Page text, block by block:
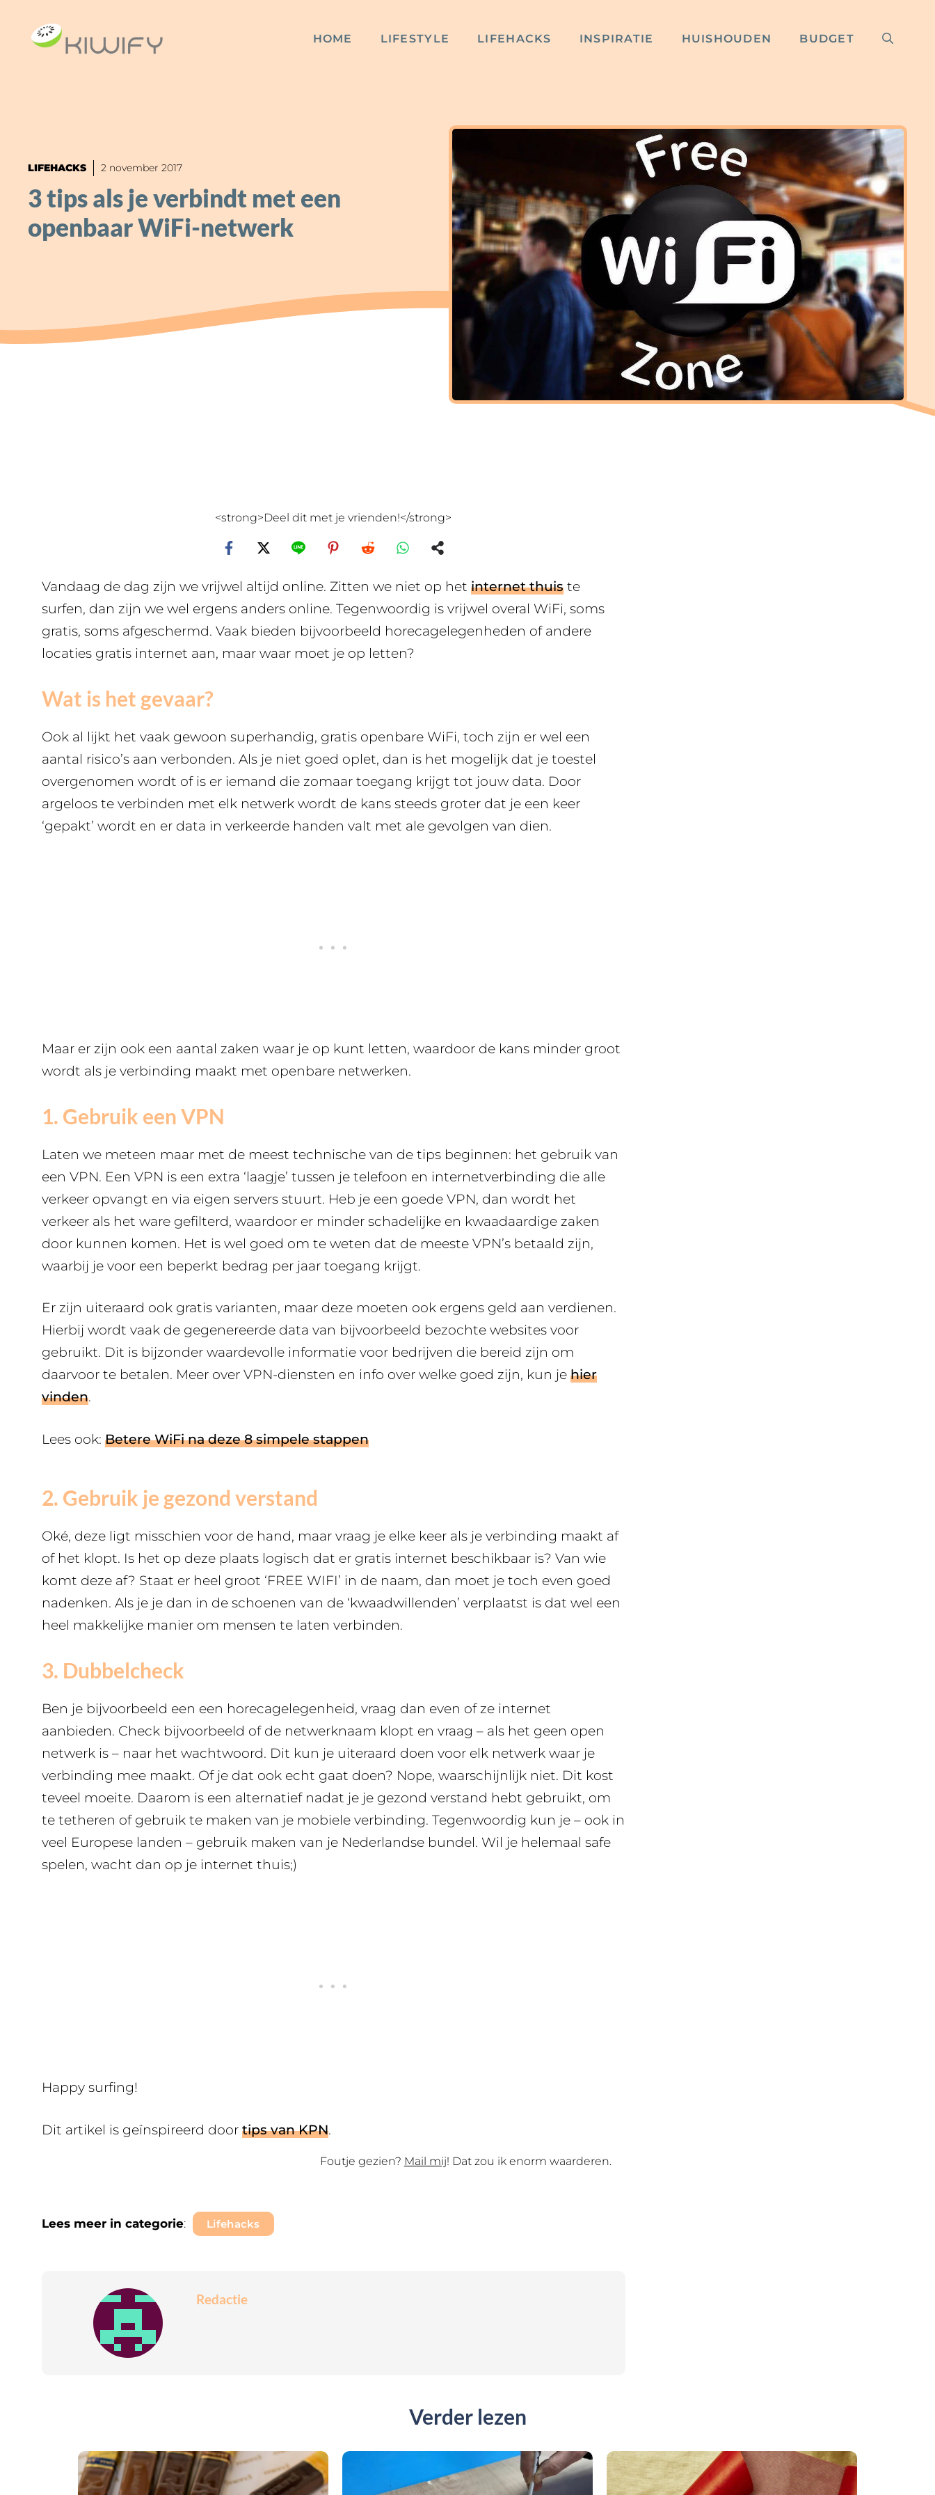
HOME LIFESTYLE LIFEHACKS INSPIRATIE HUISHOUDEN BUDGET
LIFEHACKS 2 november 2017
3 tips als je verbindt met een
openbaar WiFi-netwerk
<strong>Deel dit met je vrienden!</strong>
Vandaag de dag zijn we vrijwel altijd online. Zitten we niet op het internet thuis te
surfen, dan zijn we wel ergens anders online. Tegenwoordig is vrijwel overal WiFi, soms
gratis, soms afgeschermd. Vaak bieden bijvoorbeeld horecagelegenheden of andere
locaties gratis internet aan, maar waar moet je op letten?
Wat is het gevaar?
Ook al lijkt het vaak gewoon superhandig, gratis openbare WiFi, toch zijn er wel een
aantal risico’s aan verbonden. Als je niet goed oplet, dan is het mogelijk dat je toestel
overgenomen wordt of is er iemand die zomaar toegang krijgt tot jouw data. Door
argeloos te verbinden met elk netwerk wordt de kans steeds groter dat je een keer
‘gepakt’ wordt en er data in verkeerde handen valt met ale gevolgen van dien.
Maar er zijn ook een aantal zaken waar je op kunt letten, waardoor de kans minder groot
wordt als je verbinding maakt met openbare netwerken.
1. Gebruik een VPN
Laten we meteen maar met de meest technische van de tips beginnen: het gebruik van
een VPN. Een VPN is een extra ‘laagje’ tussen je telefoon en internetverbinding die alle
verkeer opvangt en via eigen servers stuurt. Heb je een goede VPN, dan wordt het
verkeer als het ware gefilterd, waardoor er minder schadelijke en kwaadaardige zaken
door kunnen komen. Het is wel goed om te weten dat de meeste VPN’s betaald zijn,
waarbij je voor een beperkt bedrag per jaar toegang krijgt.
Er zijn uiteraard ook gratis varianten, maar deze moeten ook ergens geld aan verdienen.
Hierbij wordt vaak de gegenereerde data van bijvoorbeeld bezochte websites voor
gebruikt. Dit is bijzonder waardevolle informatie voor bedrijven die bereid zijn om
daarvoor te betalen. Meer over VPN-diensten en info over welke goed zijn, kun je hier
vinden.
Lees ook: Betere WiFi na deze 8 simpele stappen
2. Gebruik je gezond verstand
Oké, deze ligt misschien voor de hand, maar vraag je elke keer als je verbinding maakt af
of het klopt. Is het op deze plaats logisch dat er gratis internet beschikbaar is? Van wie
komt deze af? Staat er heel groot ‘FREE WIFI’ in de naam, dan moet je toch even goed
nadenken. Als je je dan in de schoenen van de ‘kwaadwillenden’ verplaatst is dat wel een
heel makkelijke manier om mensen te laten verbinden.
3. Dubbelcheck
Ben je bijvoorbeeld een een horecagelegenheid, vraag dan even of ze internet
aanbieden. Check bijvoorbeeld of de netwerknaam klopt en vraag – als het geen open
netwerk is – naar het wachtwoord. Dit kun je uiteraard doen voor elk netwerk waar je
verbinding mee maakt. Of je dat ook echt gaat doen? Nope, waarschijnlijk niet. Dit kost
teveel moeite. Daarom is een alternatief nadat je je gezond verstand hebt gebruikt, om
te tetheren of gebruik te maken van je mobiele verbinding. Tegenwoordig kun je – ook in
veel Europese landen – gebruik maken van je Nederlandse bundel. Wil je helemaal safe
spelen, wacht dan op je internet thuis;)
Happy surfing!
Dit artikel is geïnspireerd door tips van KPN.
Foutje gezien? Mail mij! Dat zou ik enorm waarderen.
Lees meer in categorie: Lifehacks
Redactie
Verder lezen